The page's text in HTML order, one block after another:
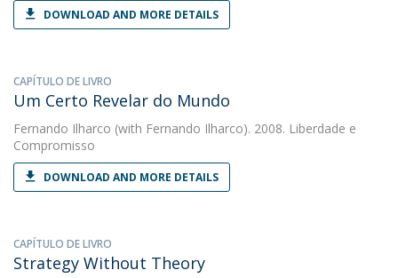
DOWNLOAD AND MORE DETAILS
CAPÍTULO DE LIVRO
Um Certo Revelar do Mundo
Fernando Ilharco (with Fernando Ilharco). 2008. Liberdade e
Compromisso
DOWNLOAD AND MORE DETAILS
CAPÍTULO DE LIVRO
Strategy Without Theory